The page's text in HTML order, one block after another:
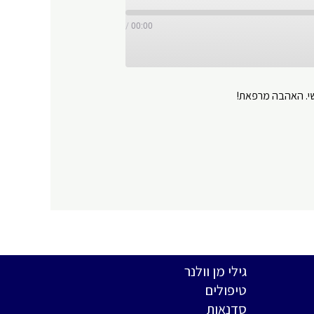
00:00
/
האהבה מרפאת!
גילי מן וולנר
טיפולים
סדנאות